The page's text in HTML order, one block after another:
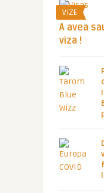
VIZE
A avea
viza !